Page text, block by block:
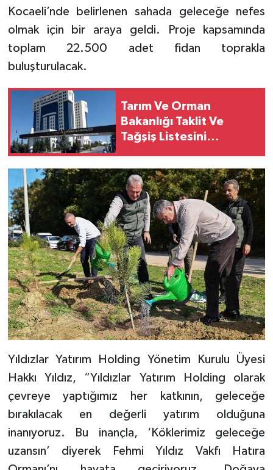
Kocaeli’nde belirlenen sahada geleceğe nefes
olmak için bir araya geldi. Proje kapsamında
toplam 22.500 adet fidan toprakla
buluşturulacak.
Tarım Ve Orman
Bakanlığı Taklit Ve
Tağşiş Listesini
Daha Eklendi
Yıldızlar Yatırım Holding Yönetim Kurulu Üyesi
Hakkı Yıldız, “Yıldızlar Yatırım Holding olarak
çevreye yaptığımız her katkının, geleceğe
bırakılacak en değerli yatırım olduğuna
inanıyoruz. Bu inançla, ‘Köklerimiz geleceğe
uzansın’ diyerek Fehmi Yıldız Vakfı Hatıra